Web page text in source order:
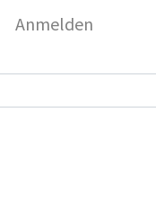
Anmelden